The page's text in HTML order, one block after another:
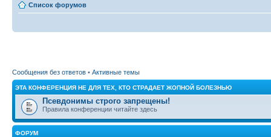
Список форумов
Сообщения без ответов • Активные темы
ЭТА КОНФЕРЕНЦИЯ НЕ ДЛЯ ТЕХ, КТО СТРАДАЕТ ЖОПНОЙ БОЛЕЗНЬЮ
Псевдонимы строго запрещены!
Правила конференции читайте здесь
ФОРУМ